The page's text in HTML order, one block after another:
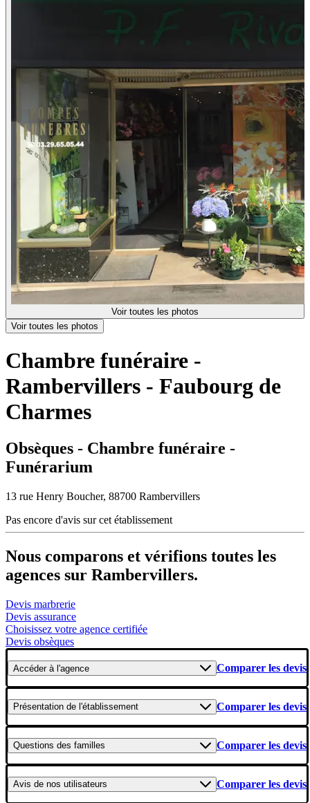
Voir toutes les photos
Voir toutes les photos
Chambre funéraire -
Rambervillers - Faubourg de
Charmes
Obsèques - Chambre funéraire -
Funérarium
13 rue Henry Boucher, 88700 Rambervillers
Pas encore d'avis sur cet établissement
Nous comparons et vérifions toutes les
agences sur Rambervillers.
Devis marbrerie
Devis assurance
Choisissez votre agence certifiée
Devis obsèques
Accéderà l'agence Comparer les devis
Présentation de l'établissement Comparer les devis
Questions des familles Comparer les devis
Avis de nos utilisateurs Comparer les devis